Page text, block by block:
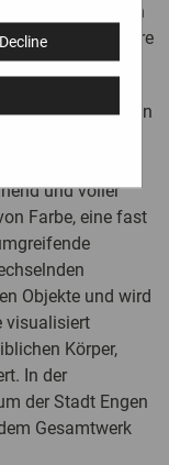
Christina von
Bitter aus. Ihre
licht- und
Draht schweben
Gefährte oder
in Ton und
und voller
Farbe, eine fast
Objekte und wird
visualisiert
Körper,
In der
der Stadt Engen
Gesamtwerk
Decline